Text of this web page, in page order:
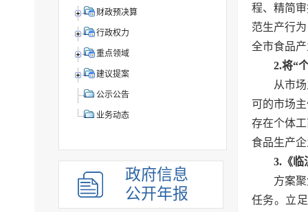
财政预决算
行政权力
重点领域
建议提案
公示公告
业务动态
政府信息
公开年报
程、精简
范生产行
全市食品
2.将“
从市
可的市场
存在个体
食品生产
3. 《
方案
任务。立